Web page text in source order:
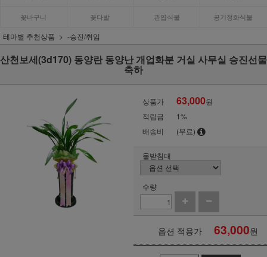
꽃바구니 꽃다발 관엽식물 공기정화식물
테마별 추천상품 -승진/취임
산천보세(3d170) 동양란 동양난 개업화분 거실 사무실 승진선물
축하
상품가 63,000원
적립금
1%
배송비
(무료)
물받침대
수량
옵션 적용가 63,000원